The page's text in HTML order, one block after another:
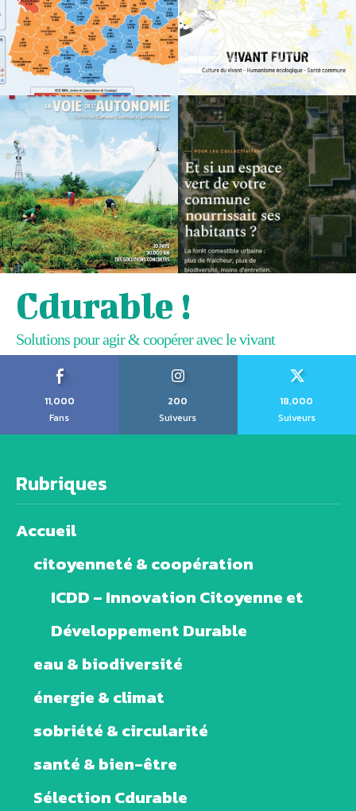
Cdurable !
Solutions pour agir & coopérer avec le vivant
11,000
Fans
200
Suiveurs
18,000
Suiveurs
Rubriques
Accueil
citoyenneté & coopération
ICDD – Innovation Citoyenne et
Développement Durable
eau & biodiversité
énergie & climat
sobriété & circularité
santé & bien-être
Sélection Cdurable